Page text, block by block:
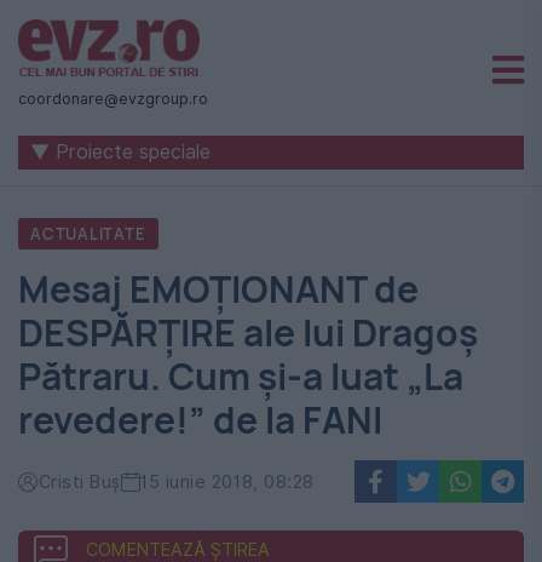
Știri
naționale
internaționale
România
-
Evenimentul
Zilei
coordonare@evzgroup.ro
▼ Proiecte speciale
ACTUALITATE
Mesaj EMOȚIONANT de
DESPĂRȚIRE ale lui Dragoș
Pătraru. Cum și-a luat „La
revedere!” de la FANI
Cristi Buș 15 iunie 2018, 08:28
COMENTEAZĂ ȘTIREA